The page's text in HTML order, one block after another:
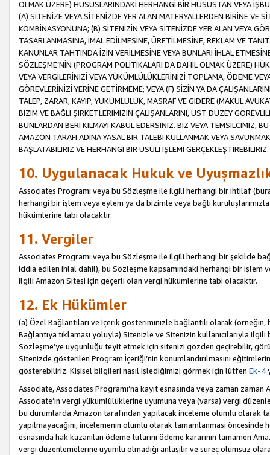
OLMAK ÜZERE) HUSUSLARINDAKİ HERHANGİ BİR HUSUSTAN VEYA
(A) SİTENİZE VEYA SİTENİZDE YER ALAN MATERYALLERDEN BİRİNE VE
KOMBİNASYONUNA; (B) SİTENİZİN VEYA SİTENİZDE YER ALAN VEYA
TASARLANMASINA, İMAL EDİLMESİNE, ÜRETİLMESİNE, REKLAM VE
KANUNLAR TAHTINDA İZİN VERİLMESİNE VEYA BUNLARI İHLAL
SÖZLEŞME’NİN (PROGRAM POLİTİKALARI DA DAHİL OLMAK ÜZERE)
VEYA VERGİLERİNİZİ VEYA YÜKÜMLÜLÜKLERİNİZİ TOPLAMA, ÖDEME
GÖREVLERİNİZİ YERİNE GETİRMEME; VEYA (F) SİZİN YA DA
TALEP, ZARAR, KAYIP, YÜKÜMLÜLÜK, MASRAF VE GİDERE (MAKUL
BİZİM VE BAĞLI ŞİRKETLERİMİZİN ÇALIŞANLARINI, ÜST DÜZEY
BUNLARDAN BERİ KILMAYI KABUL EDERSİNİZ. BİZ VEYA TEMSİLCİMİZ,
AMAZON TARAFI ADINA YASAL BİR TALEBİ KULLANMAK VEYA
BAŞLATABİLİRİZ VE HERHANGİ BİR USULİ İŞLEMİ GERÇEKLEŞTİREBİLİRİZ.
10. Uygulanacak Hukuk ve
Associates Programı veya bu Sözleşme ile ilgili herhangi bir ihtilaf
herhangi bir işlem veya eylem ya da bizimle veya bağlı
hükümlerine tabi olacaktır.
11. Vergiler
Associates Programı veya bu Sözleşme ile ilgili herhangi bir şekilde
iddia edilen ihlal dahil), bu Sözleşme kapsamındaki herhangi bir işlem
ilgili Amazon Sitesi için geçerli olan vergi hükümlerine tabi olacaktır.
12. Ek Hükümler
(a) Özel Bağlantıları ve İçerik gösteriminizle bağlantılı olarak
Bağlantıya tıklaması yoluyla) Sitenizle ve Sitenizin kullanıcılarıyla
Sözleşme’ye uygunluğu teyit etmek için sitenizi gözden geçirebilir,
Sitenizde gösterilen Program İçeriği’nin konumlandırılmasını
gösterebiliriz. Kişisel bilgileri nasıl işlediğimizi görmek için lütfen Ek-4
Associate, Associates Programı’na kayıt esnasında veya zaman
Associate’ın vergi yükümlülüklerine uyumuna veya (varsa) vergi
bu durumlarda Amazon tarafından yapılacak inceleme olumlu olarak
yapılmayacağını; incelemenin olumlu olarak tamamlanması
esnasında hak kazanılan ödeme tutarını ödeme kararının tamamen
vergi düzenlemelerine uyumlu olmadığı anlaşılır ve süreç olumsuz